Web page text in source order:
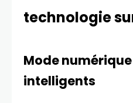
technologie
Mode
intelligents